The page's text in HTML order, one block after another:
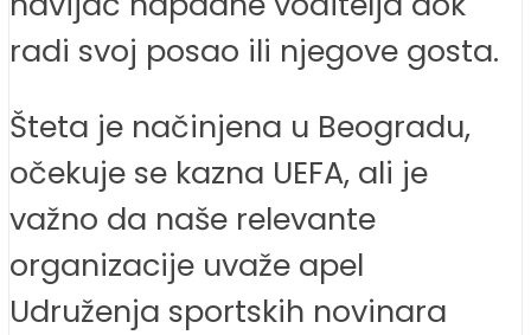
radi svoj posao ili njegove gosta.
Šteta je načinjena u Beogradu,
očekuje se kazna UEFA, ali je
važno da naše relevante
organizacije uvaže apel
Udruženja sportskih novinara